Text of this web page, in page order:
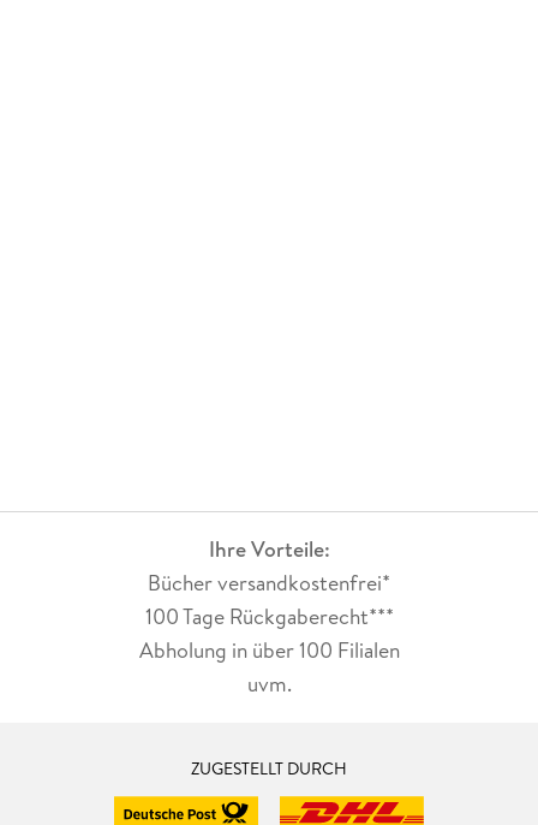
Ihre Vorteile:
Bücher versandkostenfrei*
100 Tage Rückgaberecht***
Abholung in über 100 Filialen
uvm.
ZUGESTELLT DURCH